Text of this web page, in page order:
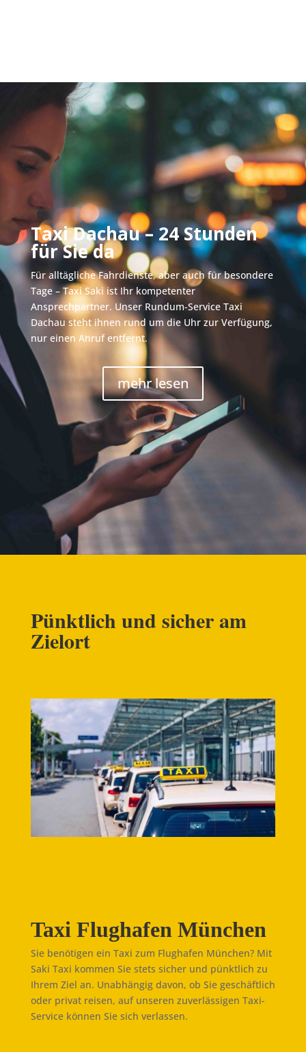
Taxi Dachau – 24 Stunden
für Sie da
Für alltägliche Fahrdienste, aber auch für besondere
Tage – Taxi Saki ist Ihr kompetenter
Ansprechpartner. Unser Rundum-Service Taxi
Dachau steht ihnen rund um die Uhr zur Verfügung,
nur einen Anruf entfernt.
mehr lesen
Pünktlich und sicher am
Zielort
Taxi Flughafen München
Sie benötigen ein Taxi zum Flughafen München? Mit
Saki Taxi kommen Sie stets sicher und pünktlich zu
Ihrem Ziel an. Unabhängig davon, ob Sie geschäftlich
oder privat reisen, auf unseren zuverlässigen Taxi-
Service können Sie sich verlassen.